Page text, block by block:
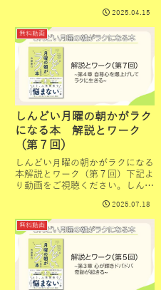
2025.04.15
無料動画
しんどい月曜の朝かがラク
になる本 解説とワーク
（第７回）
しんどい月曜の朝かがラクになる
本解説とワーク（第７回）下記よ
り動画をご視聴ください。しんど
解決する5つのステップココロ美
人になる方法ビジネスも人間関係
で決まる
2025.07.18
無料動画